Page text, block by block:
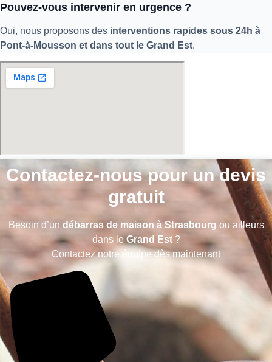
Pouvez-vous intervenir en urgence ?
Oui, nous proposons des interventions rapides sous 24h à
Pont-à-Mousson et dans tout le Grand Est.
Contactez-nous pour un devis
gratuit
Besoin d’un débarras de maison à Strasbourg ou ailleurs
dans leGrand Est?
Contactez notre équipe dès maintenant